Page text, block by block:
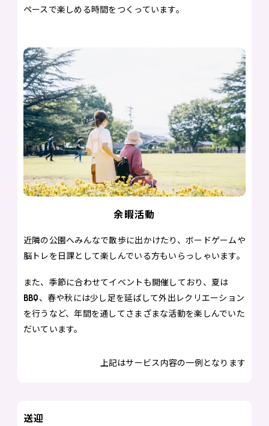
ペースで楽しめる時間をつくっています。
余暇活動
近隣の公園へみんなで散歩に出かけたり、ボードゲームや
脳トレを日課として楽しんでいる方もいらっしゃいます。
また、季節に合わせてイベントも開催しており、夏は
BBQ、春や秋には少し足を延ばして外出レクリエーション
を行うなど、年間を通してさまざまな活動を楽しんでいた
だいています。
上記はサービス内容の一例となります
送迎